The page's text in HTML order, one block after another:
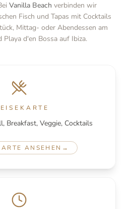
Vanilla Beach verbinden wir
Fisch und Tapas mit Cocktails
Mittag- oder Abendessen am
d'en Bossa auf Ibiza.
Breakfast, Veggie, Cocktails
ANSEHEN →